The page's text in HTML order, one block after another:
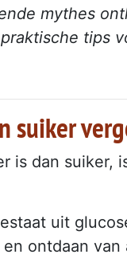
mythes
tips
suiker
is dan suiker,
uit
ontdaan van